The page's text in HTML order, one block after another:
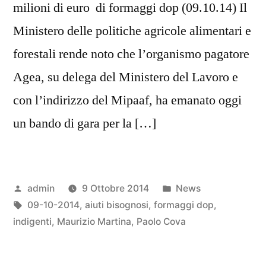
milioni di euro di formaggi dop (09.10.14) Il
Ministero delle politiche agricole alimentari e
forestali rende noto che l’organismo pagatore
Agea, su delega del Ministero del Lavoro e
con l’indirizzo del Mipaaf, ha emanato oggi
un bando di gara per la […]
Pubblicato
da
admin 9 Ottobre 2014
Pubblicato
in
News
Tag:
09-10-2014, aiuti bisognosi, formaggi dop,
indigenti, Maurizio Martina, Paolo Cova